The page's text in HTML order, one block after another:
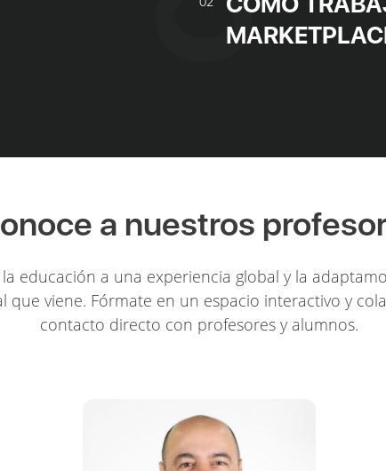
a nuestros
educación a una experiencia global y la
que viene. Fórmate en un espacio interactivo y
contacto directo con profesores y alumnos.